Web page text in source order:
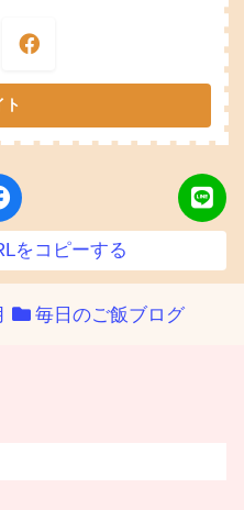
をコピーする
毎日のご飯ブログ